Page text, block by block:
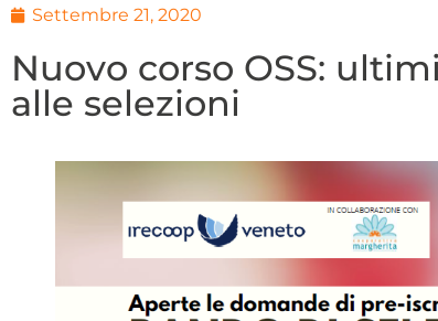
Settembre 21, 2020
Nuovo corso OSS:
alle selezioni